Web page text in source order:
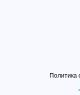
Политика